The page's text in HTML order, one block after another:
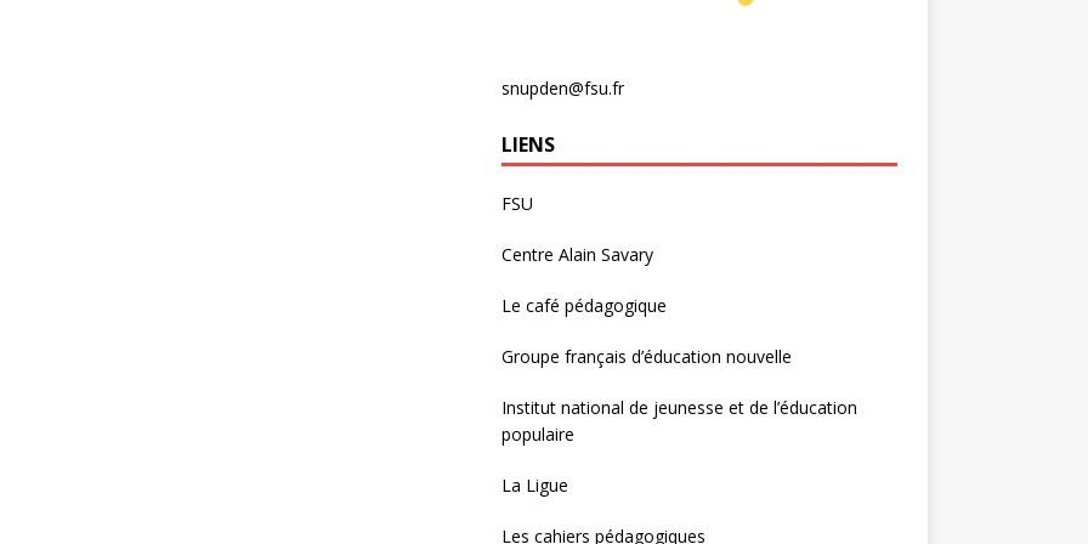
snupden@fsu.fr
LIENS
FSU
Centre Alain Savary
Le café pédagogique
Groupe français d’éducation nouvelle
Institut national de jeunesse et de l’éducation
populaire
La Ligue
Les cahiers pédagogiques